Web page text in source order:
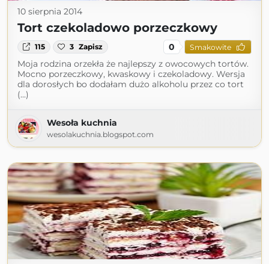
10 sierpnia 2014
Tort czekoladowo porzeczkowy
115 3 Zapisz 0 Smakowite
Moja rodzina orzekła że najlepszy z owocowych tortów.
Mocno porzeczkowy, kwaskowy i czekoladowy. Wersja
dla dorosłych bo dodałam dużo alkoholu przez co tort
(...)
Wesoła kuchnia
wesolakuchnia.blogspot.com